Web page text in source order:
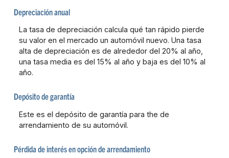
Depreciación anual
La tasa de depreciación calcula qué tan rápido pierde
su valor en el mercado un automóvil nuevo. Una tasa
alta de depreciación es de alrededor del 20% al año,
una tasa media es del 15% al año y baja es del 10% al
año.
Depósito de garantía
Este es el depósito de garantía para the de
arrendamiento de su automóvil.
Pérdida de interés en opción de arrendamiento